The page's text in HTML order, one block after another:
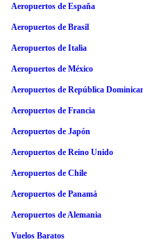
Aeropuertos de España
Aeropuertos de Brasil
Aeropuertos de Italia
Aeropuertos de México
Aeropuertos de República
Aeropuertos de Francia
Aeropuertos de Japón
Aeropuertos de Reino Unido
Aeropuertos de Chile
Aeropuertos de Panamá
Aeropuertos de Alemania
Vuelos Baratos